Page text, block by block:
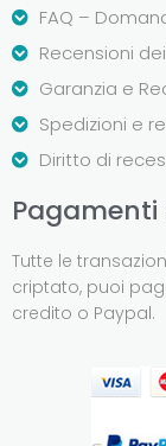
FAQ –
Recensioni
Garanzia e
Spedizioni e
Diritto di
Pagamenti
Tutte le
criptato, puoi
credito o Paypal.